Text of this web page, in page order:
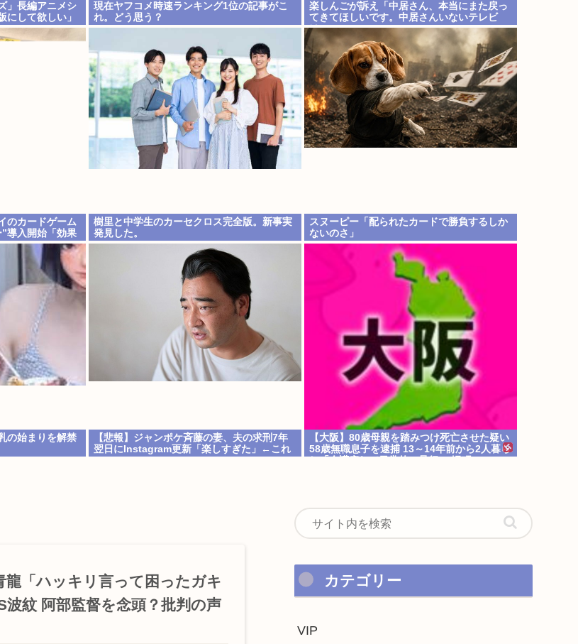
」長編アニメシ
にして欲しい」
現在ヤフコメ時速ランキング1位の記事がこ
れ。どう思う？
楽しんごが訴え「中居さん、本当にまた戻っ
てきてほしいです。中居さんいないテレビ
は…」
のカードゲーム
導入開始「効果
樹里と中学生のカーセクロス完全版。新事実
発見した。
スヌーピー「配られたカードで勝負するしか
ないのさ」
の始まりを解禁
【悲報】ジャンポケ斉藤の妻、夫の求刑7年
翌日にInstagram更新「楽しすぎた」←これ
【大阪】80歳母親を踏みつけ死亡させた疑い
58歳無職息子を逮捕 13～14年前から2人暮ら
龍「ハッキリ言って困ったガキ
波紋 阿部監督を念頭？批判の声
カテゴリー
VIP